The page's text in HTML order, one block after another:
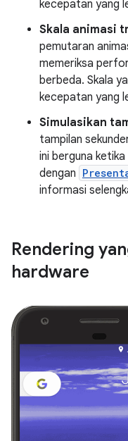
kecepatan yang
Skala animasi
pemutaran
memeriksa
berbeda. Skala
kecepatan yang
Simulasikan
tampilan
ini berguna
dengan
informasi
Rendering
hardware